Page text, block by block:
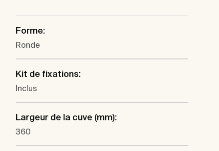
Forme:
Ronde
Kit de fixations:
Inclus
Largeur de la cuve (mm):
360